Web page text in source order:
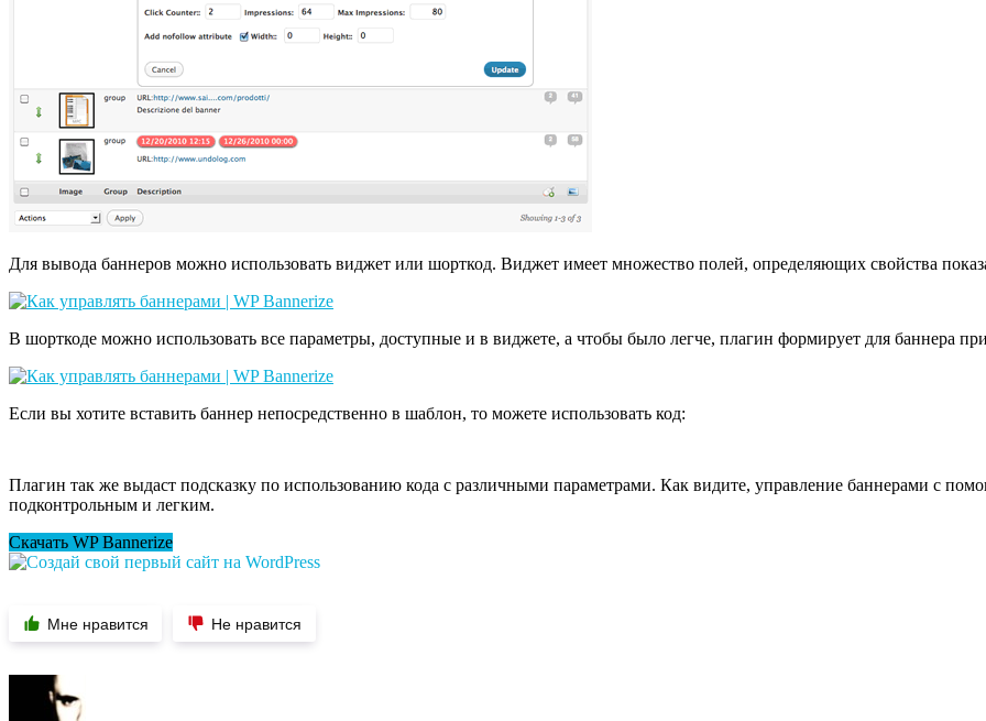
Для вывода баннеров можно использовать виджет или шорткод. Виджет имеет множество полей, определяющих свойства
В шорткоде можно использовать все параметры, доступные и в виджете, а чтобы было легче, плагин формирует для баннера
Если вы хотите вставить баннер непосредственно в шаблон, то можете использовать код:
Плагин так же выдаст подсказку по использованию кода с различными параметрами. Как видите, управление баннерами с
подконтрольным и легким.
Скачать WP Bannerize
Мне нравится Не нравится